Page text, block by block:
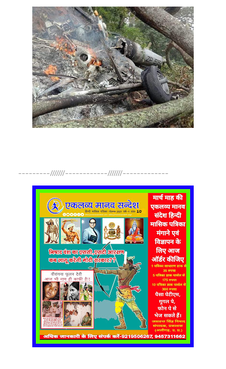
---------///////------------///////-------------